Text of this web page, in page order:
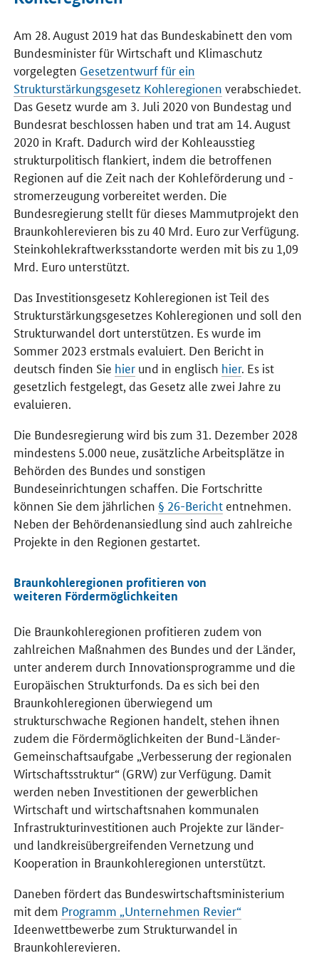
Am 28. August 2019 hat das Bundeskabinett den vom
Bundesminister für Wirtschaft und Klimaschutz
vorgelegten Gesetzentwurf für ein
Strukturstärkungsgesetz Kohleregionen verabschiedet.
Das Gesetz wurde am 3. Juli 2020 von Bundestag und
Bundesrat beschlossen haben und trat am 14. August
2020 in Kraft. Dadurch wird der Kohleausstieg
strukturpolitisch flankiert, indem die betroffenen
Regionen auf die Zeit nach der Kohleförderung und -
stromerzeugung vorbereitet werden. Die
Bundesregierung stellt für dieses Mammutprojekt den
Braunkohlerevieren bis zu 40 Mrd. Euro zur Verfügung.
Steinkohlekraftwerksstandorte werden mit bis zu 1,09
Mrd. Euro unterstützt.
Das Investitionsgesetz Kohleregionen ist Teil des
Strukturstärkungsgesetzes Kohleregionen und soll den
Strukturwandel dort unterstützen. Es wurde im
Sommer 2023 erstmals evaluiert. Den Bericht in
deutsch finden Sie hier und in englisch hier. Es ist
gesetzlich festgelegt, das Gesetz alle zwei Jahre zu
evaluieren.
Die Bundesregierung wird bis zum 31. Dezember 2028
mindestens 5.000 neue, zusätzliche Arbeitsplätze in
Behörden des Bundes und sonstigen
Bundeseinrichtungen schaffen. Die Fortschritte
können Sie dem jährlichen § 26-Bericht entnehmen.
Neben der Behördenansiedlung sind auch zahlreiche
Projekte in den Regionen gestartet.
Braunkohleregionen profitieren von
weiteren Fördermöglichkeiten
Die Braunkohleregionen profitieren zudem von
zahlreichen Maßnahmen des Bundes und der Länder,
unter anderem durch Innovationsprogramme und die
Europäischen Strukturfonds. Da es sich bei den
Braunkohleregionen überwiegend um
strukturschwache Regionen handelt, stehen ihnen
zudem die Fördermöglichkeiten der Bund-Länder-
Gemeinschaftsaufgabe „Verbesserung der regionalen
Wirtschaftsstruktur“ (GRW) zur Verfügung. Damit
werden neben Investitionen der gewerblichen
Wirtschaft und wirtschaftsnahen kommunalen
Infrastrukturinvestitionen auch Projekte zur länder-
und landkreisübergreifenden Vernetzung und
Kooperation in Braunkohleregionen unterstützt.
Daneben fördert das Bundeswirtschaftsministerium
mit dem Programm „Unternehmen Revier“
Ideenwettbewerbe zum Strukturwandel in
Braunkohlerevieren.